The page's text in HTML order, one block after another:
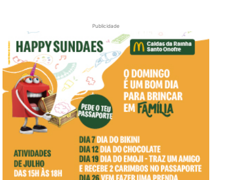
Publicidade